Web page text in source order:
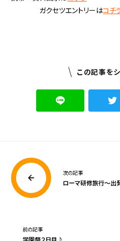
ガクセツエントリーはコチ
この記事を
次の記事
ローマ研修旅行～出
前の記事
学園祭２日目♪